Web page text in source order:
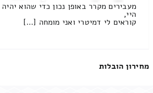
מעבירים מקרר באופן נכון כדי שהוא
היי,
קוראים לי דמיטרי ואני מומחה […]
מחירון הובלות